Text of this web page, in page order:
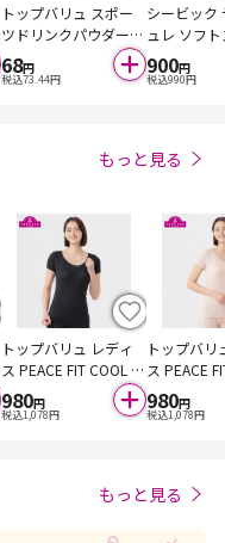
トップバリュ スポー
ツドリンクパウダー
グレープフルーツ味 4
8g
68円
税込73.44円
シービック
ュレ ソフ
20g
900円
税込990円
もっと見る
トップバリュ レディ
ス PEACE FIT COOL コ
ットン 3分袖 クロ M
980円
税込1,078円
トップバリ
ス PEACE
ットン 3分
M
980円
税込1,078円
もっと見る